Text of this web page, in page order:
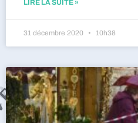
LIRE LA SUITE »
31 décembre 2020 10h38